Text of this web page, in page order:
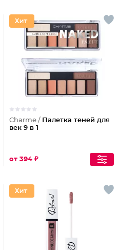
Charme / Палетка теней для
век 9 в 1
от 394 ₽